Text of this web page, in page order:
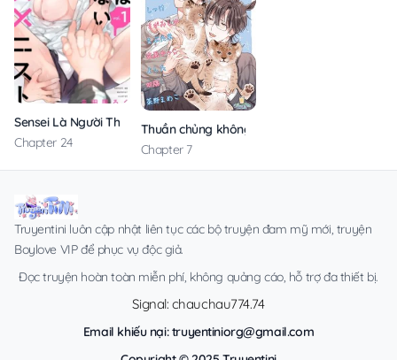
Sensei Là Người Thích Chơi Mông
Chapter 24
Thuần chủng không rung động
Chapter 7
Truyentini luôn cập nhật liên tục các bộ truyện đam mỹ mới, truyện
Boylove VIP để phục vụ độc giả.
Đọc truyện hoàn toàn miễn phí, không quảng cáo, hỗ trợ đa thiết bị.
Signal: chauchau774.74
Email khiếu nại:truyentiniorg@gmail.com